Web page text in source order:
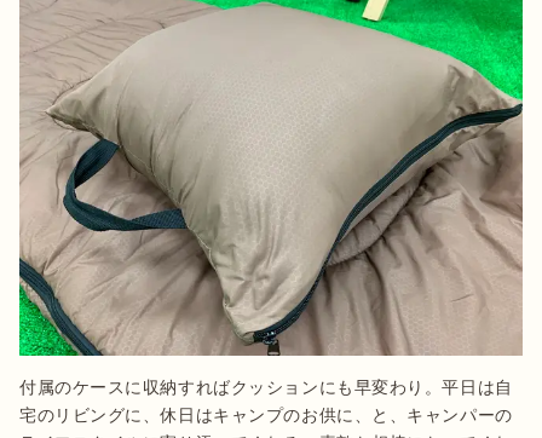
付属のケースに収納すればクッションにも早変わり。平日は自
宅のリビングに、休日はキャンプのお供に、と、キャンパーの